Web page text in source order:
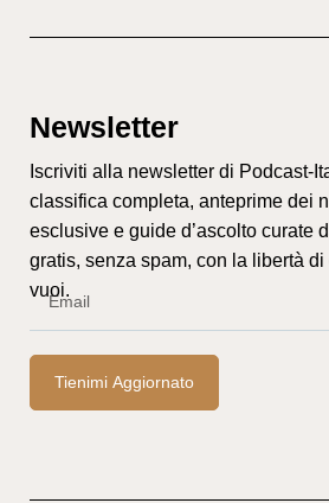
Newsletter
Iscriviti alla newsletter di Podcast-
classifica completa, anteprime dei
esclusive e guide d’ascolto curate
gratis, senza spam, con la libertà
vuoi.
Tienimi Aggiornato